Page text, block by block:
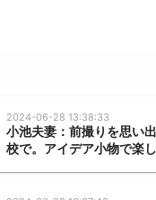
ガ駆除
イグマ・狸・イタチ
2024-06-28 13:38:33
小池夫妻：前撮りを思い
校で。アイデア小物で楽